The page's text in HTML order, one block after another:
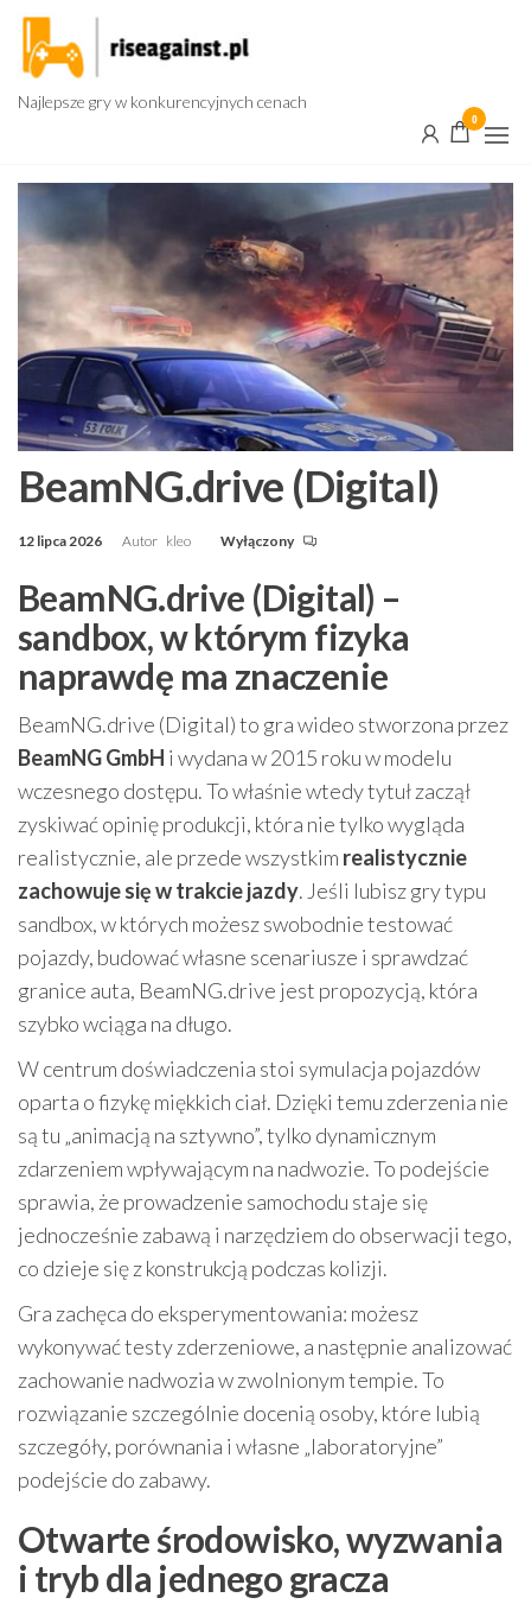
Przejdź
treści
Najlepsze gry w konkurencyjnych cenach
0
BeamNG.drive (Digital)
12 lipca 2026 Autor kleo Wyłączony
BeamNG.drive (Digital) –
sandbox, w którym fizyka
naprawdę ma znaczenie
BeamNG.drive (Digital) to gra wideo stworzona przez
BeamNG GmbH i wydana w 2015 roku w modelu
wczesnego dostępu. To właśnie wtedy tytuł zaczął
zyskiwać opinię produkcji, która nie tylko wygląda
realistycznie, ale przede wszystkim realistycznie
zachowuje się w trakcie jazdy. Jeśli lubisz gry typu
sandbox, w których możesz swobodnie testować
pojazdy, budować własne scenariusze i sprawdzać
granice auta, BeamNG.drive jest propozycją, która
szybko wciąga na długo.
W centrum doświadczenia stoi symulacja pojazdów
oparta o fizykę miękkich ciał. Dzięki temu zderzenia nie
są tu „animacją na sztywno”, tylko dynamicznym
zdarzeniem wpływającym na nadwozie. To podejście
sprawia, że prowadzenie samochodu staje się
jednocześnie zabawą i narzędziem do obserwacji tego,
co dzieje się z konstrukcją podczas kolizji.
Gra zachęca do eksperymentowania: możesz
wykonywać testy zderzeniowe, a następnie analizować
zachowanie nadwozia w zwolnionym tempie. To
rozwiązanie szczególnie docenią osoby, które lubią
szczegóły, porównania i własne „laboratoryjne”
podejście do zabawy.
Otwarte środowisko, wyzwania
i tryb dla jednego gracza